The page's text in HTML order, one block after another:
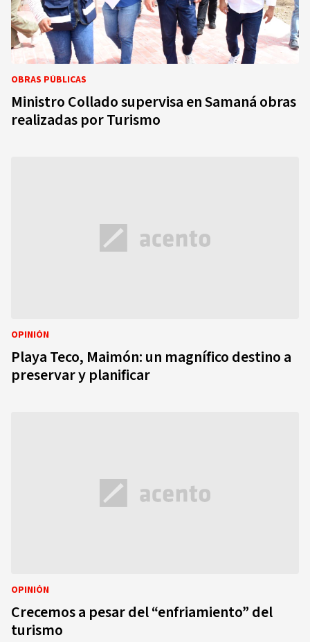
OBRAS PÚBLICAS
Ministro Collado supervisa en Samaná obras
realizadas por Turismo
OPINIÓN
Playa Teco, Maimón: un magnífico destino a
preservar y planificar
OPINIÓN
Crecemos a pesar del “enfriamiento” del
turismo